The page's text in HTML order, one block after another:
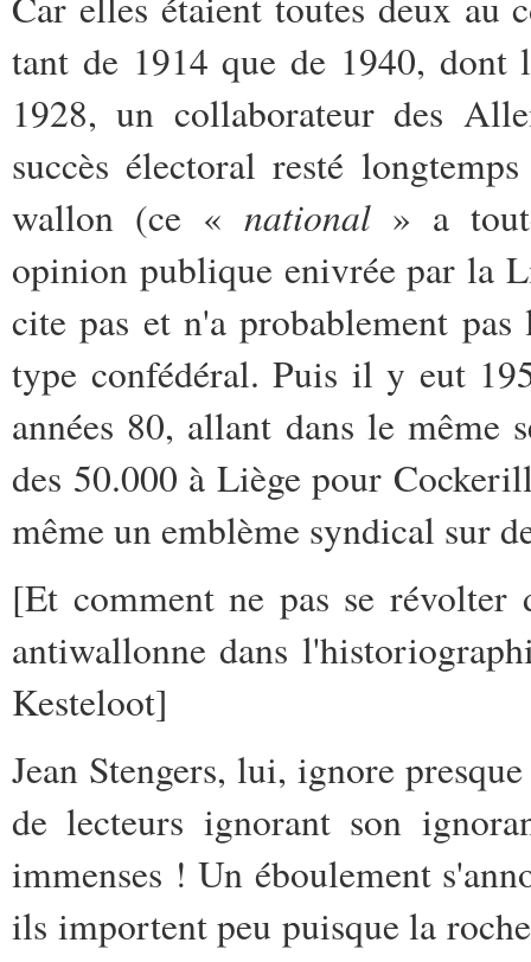
tant de 1914 que de 1940, dont
1928, un collaborateur des
succès électoral resté
wallon (ce « national» a
opinion publique enivrée par la
cite pas et n'a probablement
type confédéral. Puis il y eut
années 80, allant dans le même
des 50.000 à Liège pour
même un emblème syndical sur
[Et comment ne pas se révolter
antiwallonne dans
Kesteloot]
Jean Stengers, lui, ignore
de lecteurs ignorant son
immenses ! Un éboulement
ils importent peu puisque la